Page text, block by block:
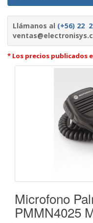
Llámanos al (+56) 22
* Los precios publicados
Microfono
PMMN4025